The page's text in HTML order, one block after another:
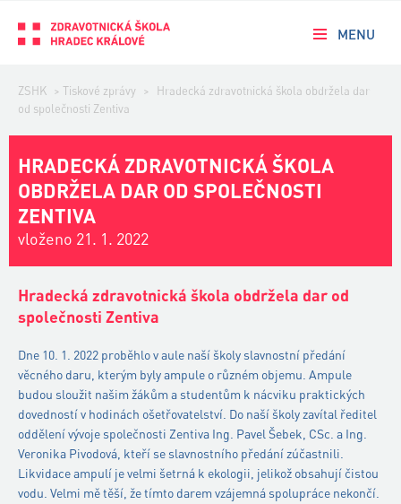
MENU
ZSHK > Tiskové zprávy >
Hradecká zdravotnická škola obdržela dar
od společnosti Zentiva
HRADECKÁ ZDRAVOTNICKÁ ŠKOLA
OBDRŽELA DAR OD SPOLEČNOSTI
ZENTIVA
vloženo 21. 1. 2022
Hradecká zdravotnická škola obdržela dar od
společnosti Zentiva
Dne 10. 1. 2022 proběhlo v aule naší školy slavnostní předání
věcného daru, kterým byly ampule o různém objemu. Ampule
budou sloužit našim žákům a studentům k nácviku praktických
dovedností v hodinách ošetřovatelství. Do naší školy zavítal ředitel
oddělení vývoje společnosti Zentiva Ing. Pavel Šebek, CSc. a Ing.
Veronika Pivodová, kteří se slavnostního předání zúčastnili.
Likvidace ampulí je velmi šetrná k ekologii, jelikož obsahují čistou
vodu. Velmi mě těší, že tímto darem vzájemná spolupráce nekončí.